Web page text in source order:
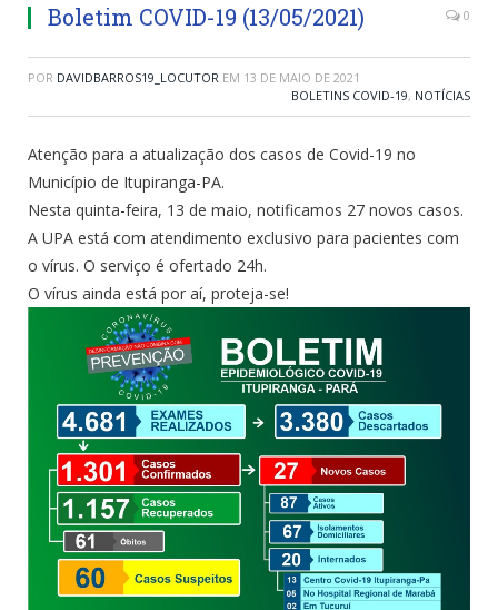
Boletim COVID-19 (13/05/2021) 0
POR DAVIDBARROS19_LOCUTOR EM 13 DE MAIO DE 2021
BOLETINS COVID-19, NOTÍCIAS
Atenção para a atualização dos casos de Covid-19 no
Município de Itupiranga-PA.
Nesta quinta-feira, 13 de maio, notificamos 27 novos casos.
A UPA está com atendimento exclusivo para pacientes com
o vírus. O serviço é ofertado 24h.
O vírus ainda está por aí, proteja-se!